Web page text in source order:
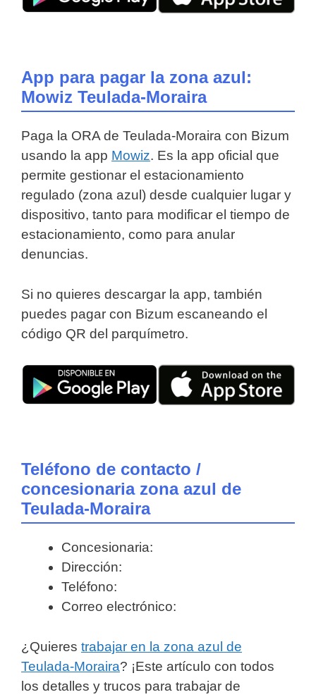
App para pagar la zona azul:
Mowiz Teulada-Moraira
Paga la ORA de Teulada-Moraira con Bizum
usando la app Mowiz. Es la app oficial que
permite gestionar el estacionamiento
regulado (zona azul) desde cualquier lugar y
dispositivo, tanto para modificar el tiempo de
estacionamiento, como para anular
denuncias.
Si no quieres descargar la app, también
puedes pagar con Bizum escaneando el
código QR del parquímetro.
Teléfono de contacto /
concesionaria zona azul de
Teulada-Moraira
Concesionaria:
Dirección:
Teléfono:
Correo electrónico:
¿Quieres trabajar en la zona azul de
Teulada-Moraira? ¡Este artículo con todos
los detalles y trucos para trabajar de